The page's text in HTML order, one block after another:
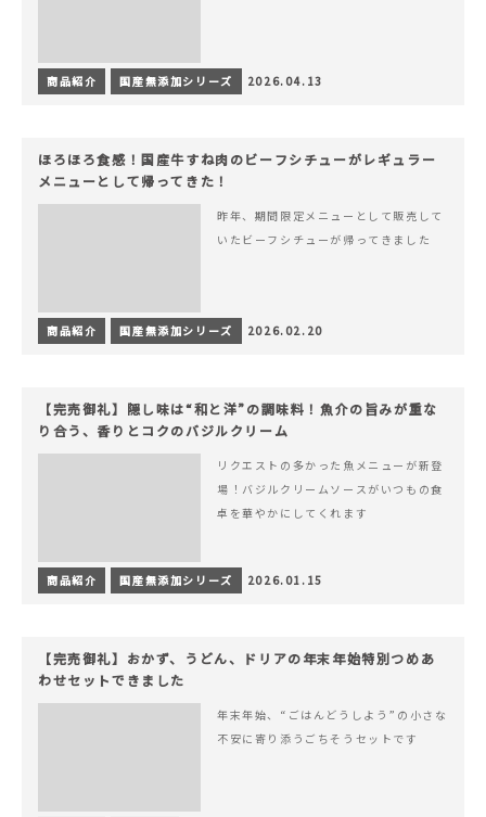
商品紹介 国産無添加シリーズ 2026.04.13
ほろほろ食感！国産牛すね肉のビーフシチューがレギュラー
メニューとして帰ってきた！
昨年、期間限定メニューとして販売して
いたビーフシチューが帰ってきました
商品紹介 国産無添加シリーズ 2026.02.20
【完売御礼】隠し味は“和と洋”の調味料！魚介の旨みが重な
り合う、香りとコクのバジルクリーム
リクエストの多かった魚メニューが新登
場！バジルクリームソースがいつもの食
卓を華やかにしてくれます
商品紹介 国産無添加シリーズ 2026.01.15
【完売御礼】おかず、うどん、ドリアの年末年始特別つめあ
わせセットできました
年末年始、“ごはんどうしよう”の小さな
不安に寄り添うごちそうセットです